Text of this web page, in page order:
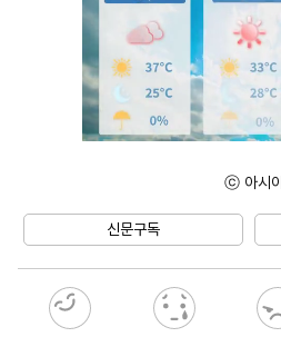
ⓒ 아시아
신문구독